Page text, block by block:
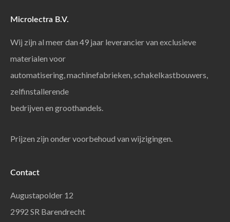
Microlectra B.V.
Wij zijn al meer dan 49 jaar leverancier van exclusieve
materialen voor
automatisering, machinefabrieken, schakelkastbouwers,
zelfinstallerende
bedrijven en groothandels.
Prijzen zijn onder voorbehoud van wijzigingen.
Contact
Augustapolder 12
2992 SR Barendrecht